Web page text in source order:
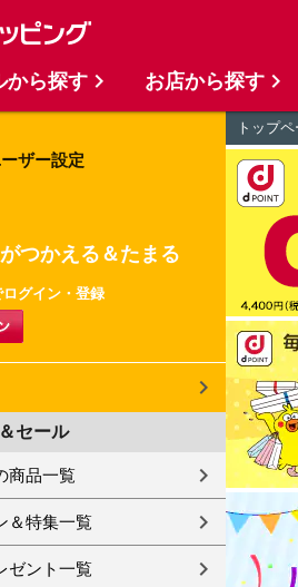
ザー設定
つかえる＆たまる
グイン・登録
セール
商品一覧
＆特集一覧
ゼント一覧
トップ
から探す お店から探す